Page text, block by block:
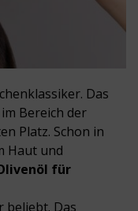
Das
Bereich der
Platz. Schon in
Haut und
für
beliebt. Das